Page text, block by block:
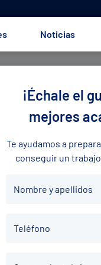
Noticias
¡Échale el
mejores
Te ayudamos a
conseguir un
Nombre y apellidos
Teléfono